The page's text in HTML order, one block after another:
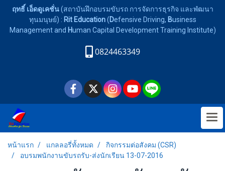
ฤทธิ์ เอ็ดดูเคชั่น(สถาบันฝึกอบรมขับรถ การจัดการธุรกิจ และพํฒนา
ทุนมนุษย์) : Rit Education(Defensive Driving, Business
Management and Human Capital Development Training Institute)
0824463349
หน้าแรก แกลลอรี่ทั้งหมด
กิจกรรมต่อสังคม (CSR)
อบรมพนักงานขับรถรับ-ส่งนักเรียน 13-07-2016